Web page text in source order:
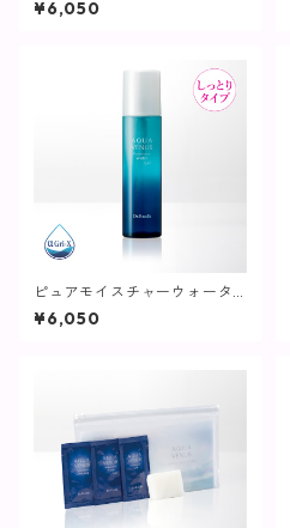
タイプ】
¥6,050
ピュアモイスチャーウォータ
ーヴェール / 150mL【化粧水/
しっとりタイプ】
¥6,050